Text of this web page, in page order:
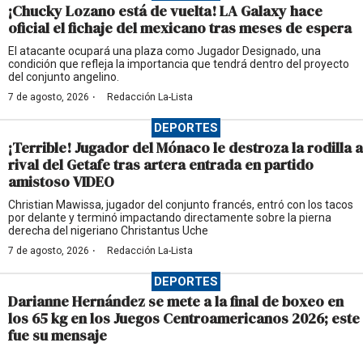
¡Chucky Lozano está de vuelta! LA Galaxy hace
oficial el fichaje del mexicano tras meses de espera
El atacante ocupará una plaza como Jugador Designado, una
condición que refleja la importancia que tendrá dentro del proyecto
del conjunto angelino.
7 de agosto, 2026 · Redacción La-Lista
DEPORTES
¡Terrible! Jugador del Mónaco le destroza la rodilla a
rival del Getafe tras artera entrada en partido
amistoso VIDEO
Christian Mawissa, jugador del conjunto francés, entró con los tacos
por delante y terminó impactando directamente sobre la pierna
derecha del nigeriano Christantus Uche
7 de agosto, 2026 · Redacción La-Lista
DEPORTES
Darianne Hernández se mete a la final de boxeo en
los 65 kg en los Juegos Centroamericanos 2026; este
fue su mensaje